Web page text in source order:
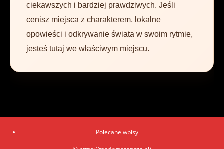
ciekawszych i bardziej prawdziwych. Jeśli
cenisz miejsca z charakterem, lokalne
opowieści i odkrywanie świata w swoim rytmie,
jesteś tutaj we właściwym miejscu.
Polecane wpisy